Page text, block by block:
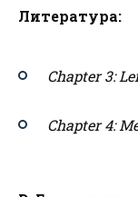
Литература:
Chapter 3:
Chapter 4: